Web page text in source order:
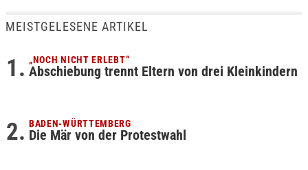
MEISTGELESENE ARTIKEL
„NOCH NICHT ERLEBT“
Abschiebung trennt Eltern von drei Kleinkindern
BADEN-WÜRTTEMBERG
Die Mär von der Protestwahl